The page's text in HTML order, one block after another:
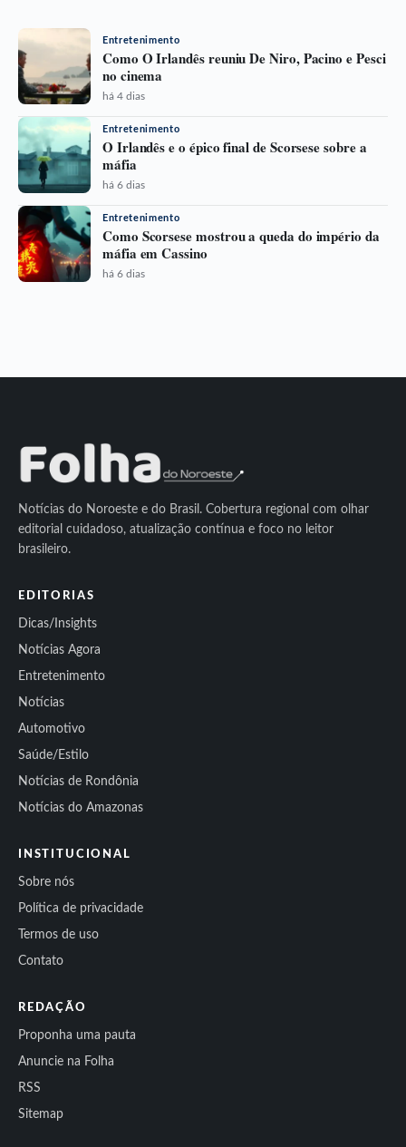
Entretenimento
Como O Irlandês reuniu De Niro, Pacino e Pesci
no cinema
há 4 dias
Entretenimento
O Irlandês e o épico final de Scorsese sobre a
máfia
há 6 dias
Entretenimento
Como Scorsese mostrou a queda do império da
máfia em Cassino
há 6 dias
Notícias do Noroeste e do Brasil. Cobertura regional com olhar
editorial cuidadoso, atualização contínua e foco no leitor
brasileiro.
EDITORIAS
Dicas/Insights
Notícias Agora
Entretenimento
Notícias
Automotivo
Saúde/Estilo
Notícias de Rondônia
Notícias do Amazonas
INSTITUCIONAL
Sobre nós
Política de privacidade
Termos de uso
Contato
REDAÇÃO
Proponha uma pauta
Anuncie na Folha
RSS
Sitemap